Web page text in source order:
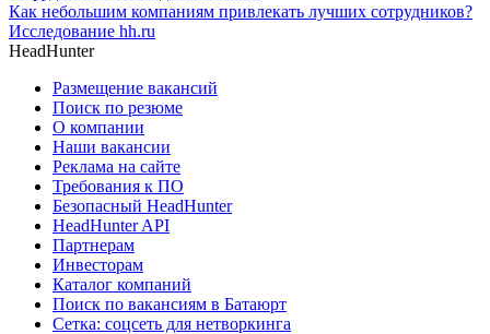
Как небольшим компаниям привлекать лучших сотрудников?
Исследование hh.ru
HeadHunter
Размещение вакансий
Поиск по резюме
О компании
Наши вакансии
Реклама на сайте
Требования к ПО
Безопасный HeadHunter
HeadHunter API
Партнерам
Инвесторам
Каталог компаний
Поиск по вакансиям в Батаюрт
Сетка: соцсеть для нетворкинга